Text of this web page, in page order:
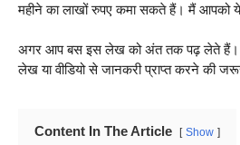
महीने का लाखों रुपए कमा सकते हैं। मैं आपको ये
अगर आप बस इस लेख को अंत तक पढ़ लेते हैं।
लेख या वीडियो से जानकरी प्राप्त करने की
Content In The Article Show